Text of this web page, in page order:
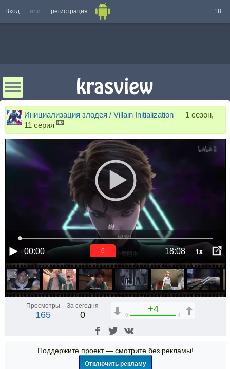
Вход или регистрация 18+
Инициализация злодея / Villain Initialization — 1 сезон,
11 серия
00:00 18:08 1x
5
Просмотры
165
За сегодня
0
+4
0 4
Поддержите проект — смотрите без рекламы!
Отключить рекламу